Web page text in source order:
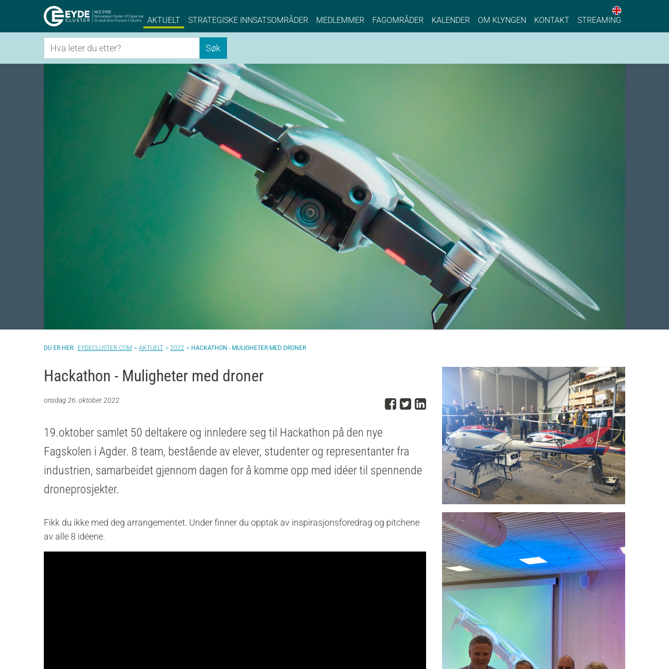
Eyde-Cluster | NCE EYDE, Norwegian Center of Expertise, Sustainable Process Industry
AKTUELT STRATEGISKE INNSATSOMRÅDER MEDLEMMER FAGOMRÅDER KALENDER OM KLYNGEN KONTAKT STREAMING
English
Søk Søk
EYDECLUSTER.COM AKTUELT 2022 HACKATHON - MULIGHETER MED DRONER
Hackathon - Muligheter med droner
onsdag 26. oktober 2022 Del på Facebook
Del på Twitter
Del på LinkedIn
19.oktober samlet 50 deltakere og innledere seg til Hackathon på den nye
Fagskolen i Agder. 8 team, bestående av elever, studenter og representanter fra
industrien, samarbeidet gjennom dagen for å komme opp med idéer til spennende
droneprosjekter.
Fikk du ikke med deg arrangementet. Under finner du opptak av inspirasjonsforedrag og pitchene
av alle 8 idéene.